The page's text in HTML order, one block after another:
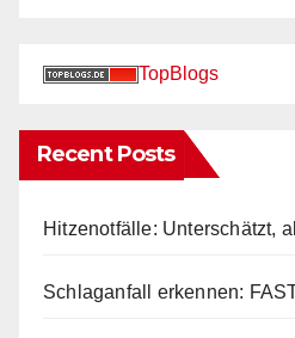
TopBlogs
Recent Posts
Hitzenotfälle: Unterschätzt,
Schlaganfall erkennen: